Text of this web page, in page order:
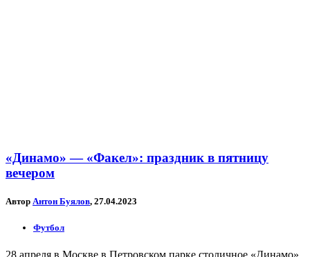
«Динамо» — «Факел»: праздник в пятницу
вечером
Автор Антон Буялов, 27.04.2023
Футбол
28 апреля в Москве в Петровском парке столичное «Динамо»